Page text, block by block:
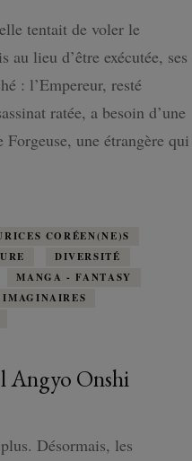
tentait de voler le
au lieu d’être exécutée, ses
: l’Empereur, resté
ratée, a besoin d’une
une étrangère qui
CORÉEN(NE)S
DIVERSITÉ
MANGA - FANTASY
IMAGINAIRES
Angyo Onshi
Désormais, les